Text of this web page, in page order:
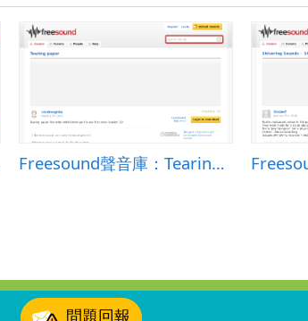
Freesound聲音庫：Tearing paper
問題回報